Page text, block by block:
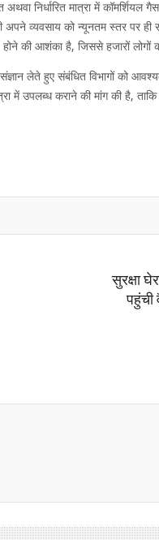
निर्धारित मात्रा में कॉमर्शियल
अपने व्यवसाय को न्यूनतम स्तर पर
की आशंका है, जिससे हजारों लोगों
लेते हुए संबंधित विभागों को
उपलब्ध कराने की मांग की है, ताकि
सुरक्षा
पहुंची